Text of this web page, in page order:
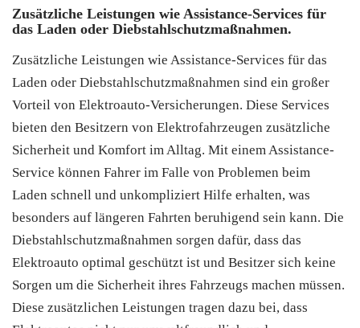
Zusätzliche Leistungen wie Assistance-Services für
das Laden oder Diebstahlschutzmaßnahmen.
Zusätzliche Leistungen wie Assistance-Services für das
Laden oder Diebstahlschutzmaßnahmen sind ein großer
Vorteil von Elektroauto-Versicherungen. Diese Services
bieten den Besitzern von Elektrofahrzeugen zusätzliche
Sicherheit und Komfort im Alltag. Mit einem Assistance-
Service können Fahrer im Falle von Problemen beim
Laden schnell und unkompliziert Hilfe erhalten, was
besonders auf längeren Fahrten beruhigend sein kann. Die
Diebstahlschutzmaßnahmen sorgen dafür, dass das
Elektroauto optimal geschützt ist und Besitzer sich keine
Sorgen um die Sicherheit ihres Fahrzeugs machen müssen.
Diese zusätzlichen Leistungen tragen dazu bei, dass